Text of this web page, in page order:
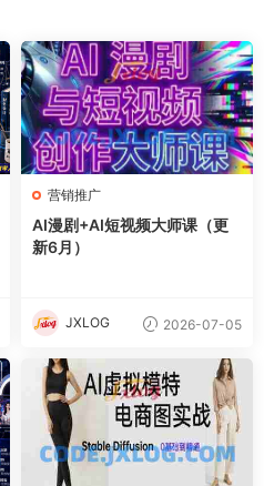
营销推广
AI漫剧+AI短视频大师课（更
新6月）
JXLOG 2026-07-05